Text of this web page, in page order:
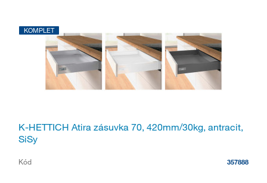
KOMPLET
K-HETTICH Atira zásuvka 70, 420mm/30kg, antracit,
SiSy
Kód 357888